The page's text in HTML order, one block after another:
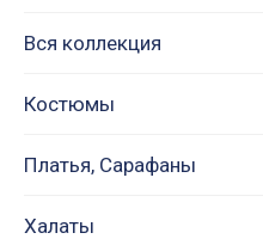
Вся коллекция
Костюмы
Платья, Сарафаны
Халаты